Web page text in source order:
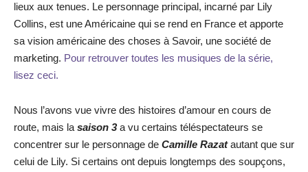
lieux aux tenues. Le personnage principal, incarné par Lily
Collins, est une Américaine qui se rend en France et apporte
sa vision américaine des choses à Savoir, une société de
marketing. Pour retrouver toutes les musiques de la série,
lisez ceci.
Nous l’avons vue vivre des histoires d’amour en cours de
route, mais la saison 3a vu certains téléspectateurs se
concentrer sur le personnage de Camille Razatautant que sur
celui de Lily. Si certains ont depuis longtemps des soupçons,